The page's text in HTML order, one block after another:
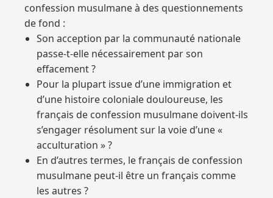
confession musulmane à des questionnements
de fond :
Son acception par la communauté nationale
passe-t-elle nécessairement par son
effacement ?
Pour la plupart issue d’une immigration et
d’une histoire coloniale douloureuse, les
français de confession musulmane doivent-ils
s’engager résolument sur la voie d’une «
acculturation » ?
En d’autres termes, le français de confession
musulmane peut-il être un français comme
les autres ?